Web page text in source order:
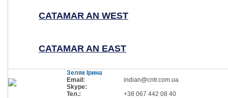
CATAMAR AN WEST
CATAMAR AN EAST
Зеляк Ірина
Email:
indian@cntr.com.ua
Skype:
Тел.:
+38 067 442 08 40